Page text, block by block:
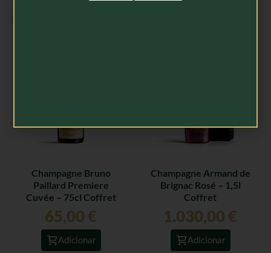
Champagne Bruno
Paillard Premiere
Cuvée – 75cl Coffret
65,00 €
Adicionar
Champagne Armand de
Brignac Rosé – 1,5l
Coffret
1.030,00 €
Adicionar